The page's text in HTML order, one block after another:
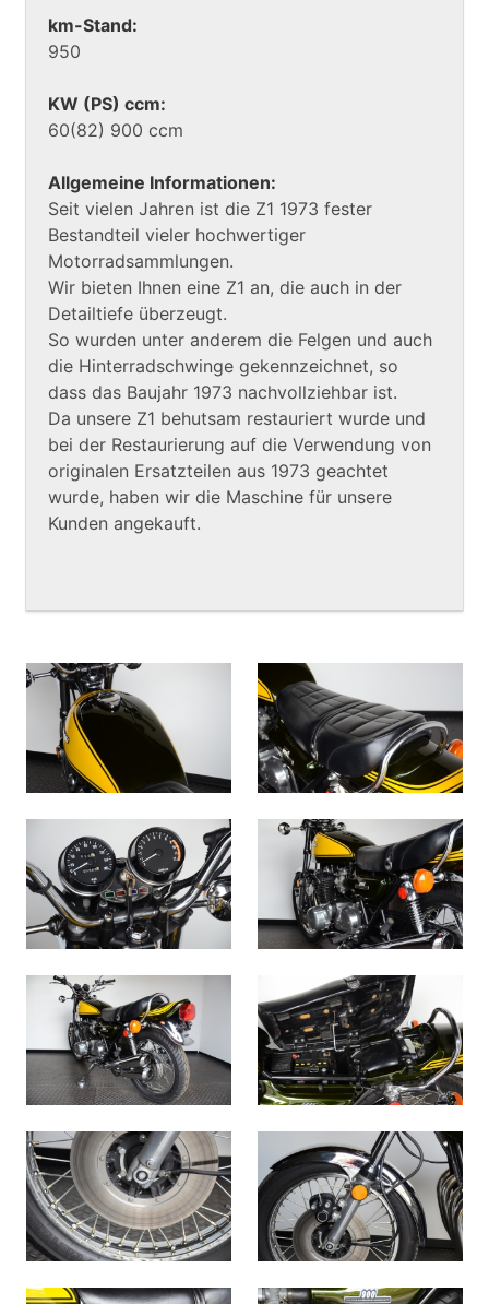
km-Stand:
950
KW (PS) ccm:
60(82) 900 ccm
Allgemeine Informationen:
Seit vielen Jahren ist die Z1 1973 fester
Bestandteil vieler hochwertiger
Motorradsammlungen.
Wir bieten Ihnen eine Z1 an, die auch in der
Detailtiefe überzeugt.
So wurden unter anderem die Felgen und auch
die Hinterradschwinge gekennzeichnet, so
dass das Baujahr 1973 nachvollziehbar ist.
Da unsere Z1 behutsam restauriert wurde und
bei der Restaurierung auf die Verwendung von
originalen Ersatzteilen aus 1973 geachtet
wurde, haben wir die Maschine für unsere
Kunden angekauft.